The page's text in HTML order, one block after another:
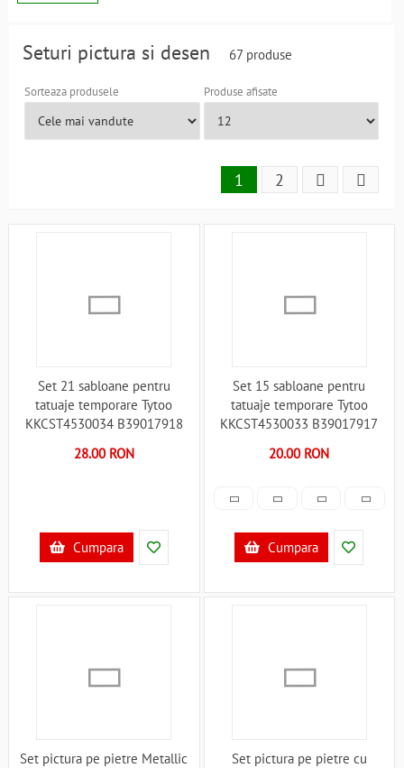
Seturi pictura si desen 67 produse
Sorteaza produsele Produse afisate
1 2
Set 21 sabloane pentru
tatuaje temporare Tytoo
KKCST4530034 B39017918
28.00 RON
Cumpara
Set 15 sabloane pentru
tatuaje temporare Tytoo
KKCST4530033 B39017917
20.00 RON
Cumpara
Set pictura pe pietre Metallic
Set pictura pe pietre cu